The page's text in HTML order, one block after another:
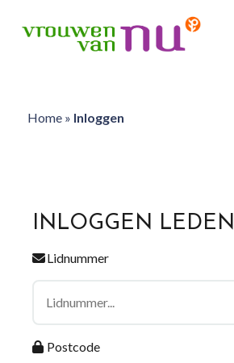
Home» Inloggen
INLOGGEN LEDEN
Lidnummer
Postcode